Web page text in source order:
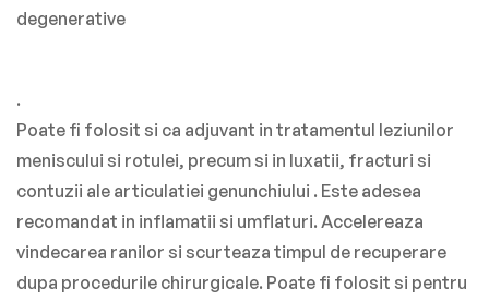
degenerative
.
Poate fi folosit si ca adjuvant in tratamentul leziunilor
meniscului si rotulei, precum si in luxatii, fracturi si
contuzii ale articulatiei genunchiului . Este adesea
recomandat in inflamatii si umflaturi. Accelereaza
vindecarea ranilor si scurteaza timpul de recuperare
dupa procedurile chirurgicale. Poate fi folosit si pentru